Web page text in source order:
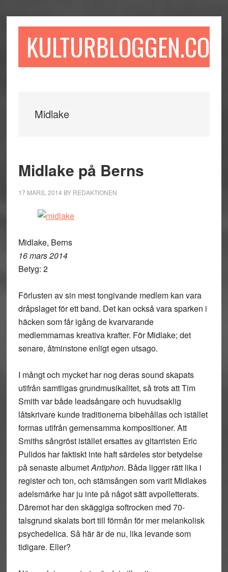
till
till
sidofältet
till
KULTURBLOGGEN.COM
Midlake
Midlake på Berns
17 MARS, 2014 BY REDAKTIONEN
Midlake, Berns
16 mars 2014
Betyg: 2
Förlusten av sin mest tongivande medlem kan vara
dråpslaget för ett band. Det kan också vara sparken i
häcken som får igång de kvarvarande
medlemmarnas kreativa krafter. För Midlake; det
senare, åtminstone enligt egen utsago.
I mångt och mycket har nog deras sound skapats
utifrån samtligas grundmusikalitet, så trots att Tim
Smith var både leadsångare och huvudsaklig
låtskrivare kunde traditionerna bibehållas och istället
formas utifrån gemensamma kompositioner. Att
Smiths sångröst istället ersattes av gitarristen Eric
Pulidos har faktiskt inte haft särdeles stor betydelse
på senaste albumetAntiphon. Båda ligger rätt lika i
register och ton, och stämsången som varit Midlakes
adelsmärke har ju inte på något sätt avpolletterats.
Däremot har den skäggiga softrocken med 70-
talsgrund skalats bort till förmån för mer melankolisk
psychedelica. Så här är de nu, lika levande som
tidigare. Eller?